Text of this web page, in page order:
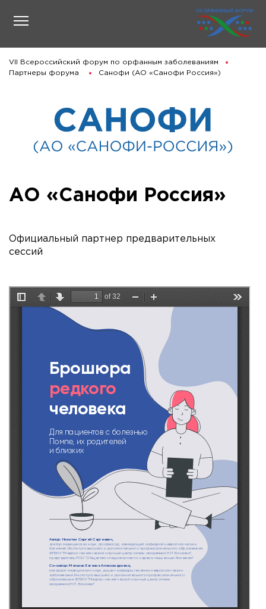
VII Всероссийский форум по орфанным заболеваниям
Партнеры форума
Санофи (АО «Санофи Россия»)
АО «Санофи Россия»
Официальный партнер предварительных
сессий